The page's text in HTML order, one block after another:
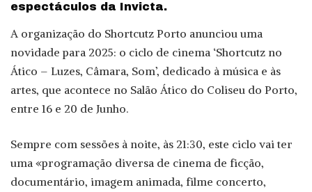
espectáculos da Invicta.
A organização do Shortcutz Porto anunciou uma
novidade para 2025: o ciclo de cinema ‘Shortcutz no
Ático – Luzes, Câmara, Som’, dedicado à música e às
artes, que acontece no Salão Ático do Coliseu do Porto,
entre 16 e 20 de Junho.
Sempre com sessões à noite, às 21:30, este ciclo vai ter
uma «programação diversa de cinema de ficção,
documentário, imagem animada, filme concerto,